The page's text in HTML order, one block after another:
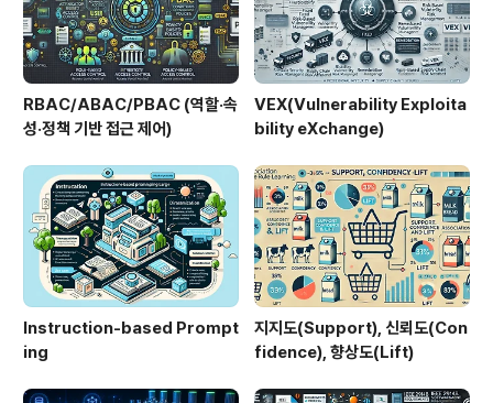
리..
RBAC/ABAC/PBAC (역할·속
성·정책 기반 접근 제어)
VEX(Vulnerability Exploita
bility eXchange)
Instruction-based Prompt
ing
지지도(Support), 신뢰도(Con
fidence), 향상도(Lift)